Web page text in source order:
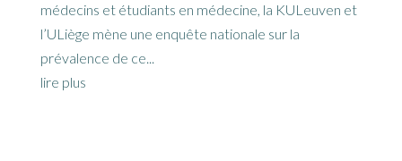
médecins et étudiants en médecine, la KULeuven et
l’ULiège mène une enquête nationale sur la
prévalence de ce...
lire plus